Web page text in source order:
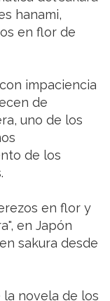
hanami,
en flor de
impaciencia
de
uno de los
de los
en flor y
en Japón
sakura desde
la novela de los